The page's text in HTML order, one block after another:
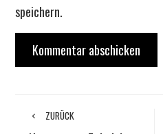
speichern.
ZURÜCK